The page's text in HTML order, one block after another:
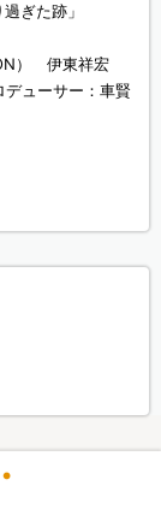
ぎた跡」
） 伊東祥宏
ューサー：車賢